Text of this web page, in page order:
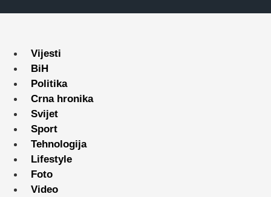
Vijesti
BiH
Politika
Crna hronika
Svijet
Sport
Tehnologija
Lifestyle
Foto
Video